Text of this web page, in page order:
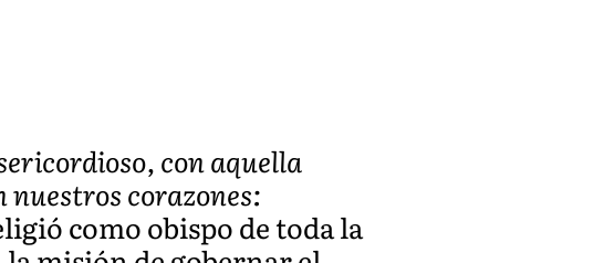
con aquella
corazones:
como obispo de toda la